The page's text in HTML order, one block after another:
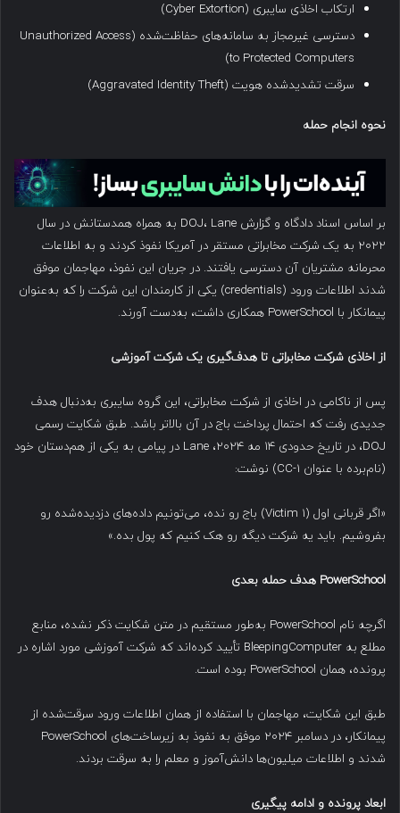
ارتکاب اخاذی سایبری (Cyber Extortion)
دسترسی غیرمجاز به سامانه‌های حفاظت‌شده (Unauthorized Access
to Protected Computers)
سرقت تشدید‌شده هویت (Aggravated Identity Theft)
نحوه انجام حمله
بر اساس اسناد دادگاه و گزارش DOJ، Lane به همراه همدستانش در سال
۲۰۲۲ به یک شرکت مخابراتی مستقر در آمریکا نفوذ کردند و به اطلاعات
محرمانه مشتریان آن دسترسی یافتند. در جریان این نفوذ، مهاجمان موفق
شدند اطلاعات ورود (credentials) یکی از کارمندان این شرکت را که به‌عنوان
پیمانکار با PowerSchool همکاری داشت، به‌دست آورند.
از اخاذی شرکت مخابراتی تا هدف‌گیری یک شرکت آموزشی
پس از ناکامی در اخاذی از شرکت مخابراتی، این گروه سایبری به‌دنبال هدف
جدیدی رفت که احتمال پرداخت باج در آن بالاتر باشد. طبق شکایت رسمی
DOJ، در تاریخ حدودی ۱۴ مه ۲۰۲۴، Lane در پیامی به یکی از هم‌دستان خود
(نام‌برده با عنوان CC-1) نوشت:
«اگر قربانی اول (Victim 1) باج رو نده، می‌تونیم داده‌های دزدیده‌شده رو
بفروشیم. باید یه شرکت دیگه رو هک کنیم که پول بده.»
PowerSchool هدف حمله بعدی
اگرچه نام PowerSchool به‌طور مستقیم در متن شکایت ذکر نشده، منابع
مطلع به BleepingComputer تأیید کرده‌اند که شرکت آموزشی مورد اشاره در
پرونده، همان PowerSchool بوده است.
طبق این شکایت، مهاجمان با استفاده از همان اطلاعات ورود سرقت‌شده از
پیمانکار، در دسامبر ۲۰۲۴ موفق به نفوذ به زیرساخت‌های PowerSchool
شدند و اطلاعات میلیون‌ها دانش‌آموز و معلم را به سرقت بردند.
ابعاد پرونده و ادامه پیگیری